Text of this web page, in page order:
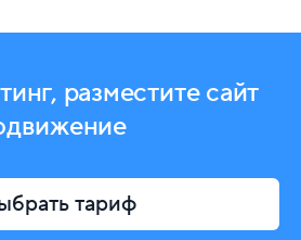
разместите сайт
тариф